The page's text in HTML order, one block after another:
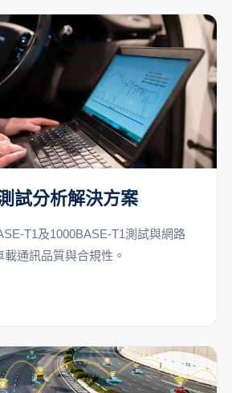
試分析解決方案
T1及1000BASE-T1測試與網路
通訊品質與合規性。